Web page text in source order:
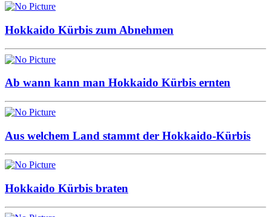
Hokkaido Kürbis zum Abnehmen
Ab wann kann man Hokkaido Kürbis ernten
Aus welchem Land stammt der Hokkaido-Kürbis
Hokkaido Kürbis braten